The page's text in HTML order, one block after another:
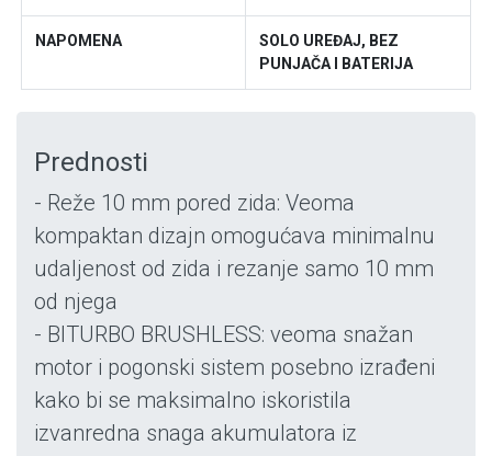
NAPOMENA
SOLO UREĐAJ, BEZ
PUNJAČA I BATERIJA
Prednosti
- Reže 10 mm pored zida: Veoma
kompaktan dizajn omogućava minimalnu
udaljenost od zida i rezanje samo 10 mm
od njega
- BITURBO BRUSHLESS: veoma snažan
motor i pogonski sistem posebno izrađeni
kako bi se maksimalno iskoristila
izvanredna snaga akumulatora iz